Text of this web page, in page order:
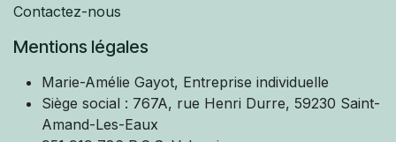
Contactez-nous
Mentions légales
Marie-Amélie Gayot, Entreprise individuelle
Siège social : 767A, rue Henri Durre, 59230 Saint-
Amand-Les-Eaux